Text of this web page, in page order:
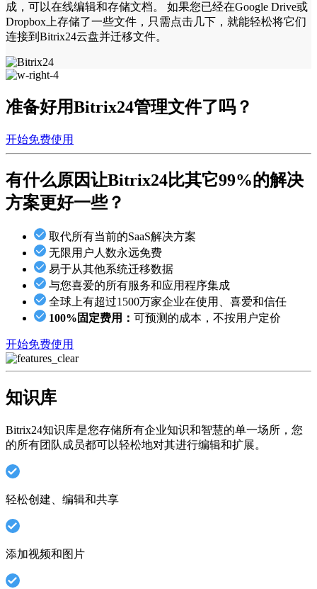
成，可以在线编辑和存储文档。 如果您已经在Google Drive或
Dropbox上存储了一些文件，只需点击几下，就能轻松将它们
连接到Bitrix24云盘并迁移文件。
准备好用Bitrix24管理文件了吗？
开始免费使用
有什么原因让Bitrix24比其它99%的解决
方案更好一些？
取代所有当前的SaaS解决方案
无限用户人数永远免费
易于从其他系统迁移数据
与您喜爱的所有服务和应用程序集成
全球上有超过1500万家企业在使用、喜爱和信任
100%固定费用： 可预测的成本，不按用户定价
开始免费使用
知识库
Bitrix24知识库是您存储所有企业知识和智慧的单一场所，您
的所有团队成员都可以轻松地对其进行编辑和扩展。
轻松创建、编辑和共享
添加视频和图片